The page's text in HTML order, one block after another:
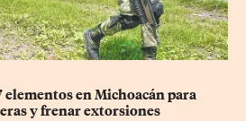
elementos en Michoacán para
y frenar extorsiones